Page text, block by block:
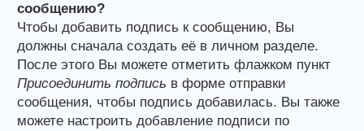
сообщению?
Чтобы добавить подпись к сообщению, Вы
должны сначала создать её в личном разделе.
После этого Вы можете отметить флажком пункт
Присоединить подпись в форме отправки
сообщения, чтобы подпись добавилась. Вы также
можете настроить добавление подписи по